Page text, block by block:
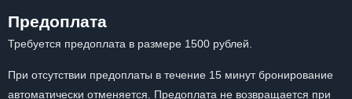
Предоплата
Требуется предоплата в размере 1500 рублей.
При отсутствии предоплаты в течение 15 минут бронирование
автоматически отменяется. Предоплата не возвращается при